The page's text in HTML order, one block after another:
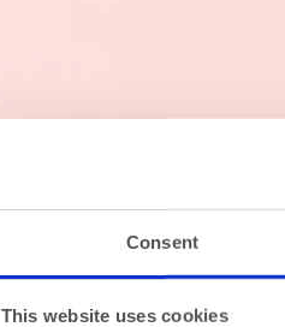
Consent
This website uses cookies